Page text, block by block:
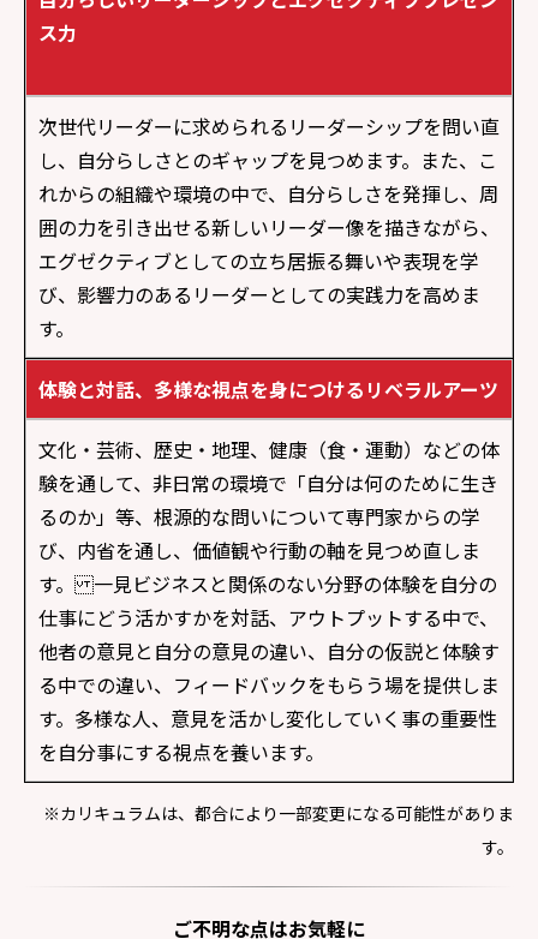
ス力
次世代リーダーに求められるリーダーシップを問い直
し、自分らしさとのギャップを見つめます。また、こ
れからの組織や環境の中で、自分らしさを発揮し、周
囲の力を引き出せる新しいリーダー像を描きながら、
エグゼクティブとしての立ち居振る舞いや表現を学
び、影響力のあるリーダーとしての実践力を高めま
す。
体験と対話、多様な視点を身につけるリベラルアーツ
文化・芸術、歴史・地理、健康（食・運動）などの体
験を通して、非日常の環境で「自分は何のために生き
るのか」等、根源的な問いについて専門家からの学
び、内省を通し、価値観や行動の軸を見つめ直しま
す。 一見ビジネスと関係のない分野の体験を自分の
仕事にどう活かすかを対話、アウトプットする中で、
他者の意見と自分の意見の違い、自分の仮説と体験す
る中での違い、フィードバックをもらう場を提供しま
す。多様な人、意見を活かし変化していく事の重要性
を自分事にする視点を養います。
※カリキュラムは、都合により⼀部変更になる可能性がありま
す。
ご不明な点はお気軽に